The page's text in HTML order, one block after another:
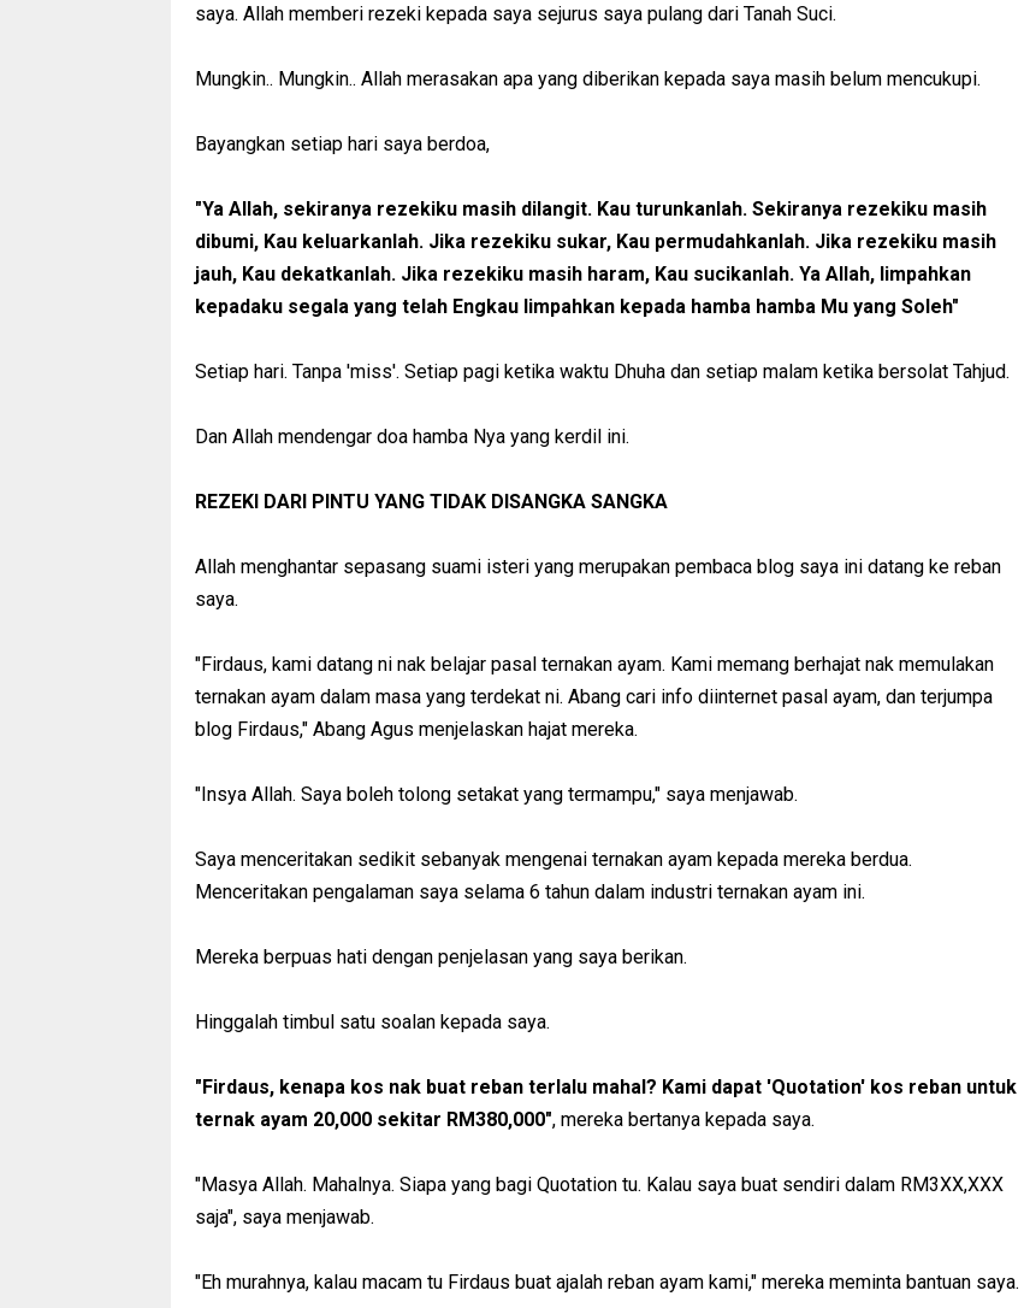
saya. Allah memberi rezeki kepada saya sejurus saya pulang dari Tanah Suci.
Mungkin.. Mungkin.. Allah merasakan apa yang diberikan kepada saya masih belum mencukupi.
Bayangkan setiap hari saya berdoa,
"Ya Allah, sekiranya rezekiku masih dilangit. Kau turunkanlah. Sekiranya rezekiku masih
dibumi, Kau keluarkanlah. Jika rezekiku sukar, Kau permudahkanlah. Jika rezekiku masih
jauh, Kau dekatkanlah. Jika rezekiku masih haram, Kau sucikanlah. Ya Allah, limpahkan
kepadaku segala yang telah Engkau limpahkan kepada hamba hamba Mu yang Soleh"
Setiap hari. Tanpa 'miss'. Setiap pagi ketika waktu Dhuha dan setiap malam ketika bersolat Tahjud.
Dan Allah mendengar doa hamba Nya yang kerdil ini.
REZEKI DARI PINTU YANG TIDAK DISANGKA SANGKA
Allah menghantar sepasang suami isteri yang merupakan pembaca blog saya ini datang ke reban
saya.
"Firdaus, kami datang ni nak belajar pasal ternakan ayam. Kami memang berhajat nak memulakan
ternakan ayam dalam masa yang terdekat ni. Abang cari info diinternet pasal ayam, dan terjumpa
blog Firdaus," Abang Agus menjelaskan hajat mereka.
"Insya Allah. Saya boleh tolong setakat yang termampu," saya menjawab.
Saya menceritakan sedikit sebanyak mengenai ternakan ayam kepada mereka berdua.
Menceritakan pengalaman saya selama 6 tahun dalam industri ternakan ayam ini.
Mereka berpuas hati dengan penjelasan yang saya berikan.
Hinggalah timbul satu soalan kepada saya.
"Firdaus, kenapa kos nak buat reban terlalu mahal? Kami dapat 'Quotation' kos reban untuk
ternak ayam 20,000 sekitar RM380,000", mereka bertanya kepada saya.
"Masya Allah. Mahalnya. Siapa yang bagi Quotation tu. Kalau saya buat sendiri dalam RM3XX,XXX
saja", saya menjawab.
"Eh murahnya, kalau macam tu Firdaus buat ajalah reban ayam kami," mereka meminta bantuan saya.